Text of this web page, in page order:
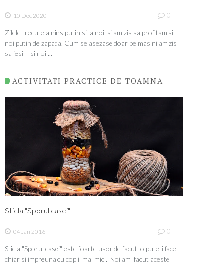
10 Dec 2020 0
Zilele trecute a nins putin si la noi, si am zis sa profitam si
noi putin de zapada. Cum se asezase doar pe masini am zis
sa iesim si noi ...
ACTIVITATI PRACTICE DE TOAMNA
Sticla "Sporul casei"
04 Jan 2016 0
Sticla "Sporul casei" este foarte usor de facut, o puteti face
chiar si impreuna cu copiii mai mici. Noi am facut aceste